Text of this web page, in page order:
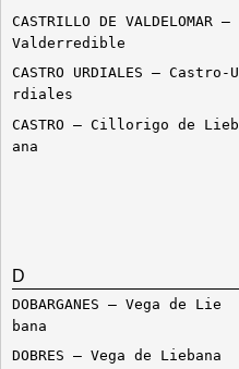
CASTRILLO DE VALDELOMAR –
Valderredible
CASTRO URDIALES – Castro-U
rdiales
CASTRO – Cillorigo de Lieb
ana
D
DOBARGANES – Vega de Lie
bana
DOBRES – Vega de Liebana